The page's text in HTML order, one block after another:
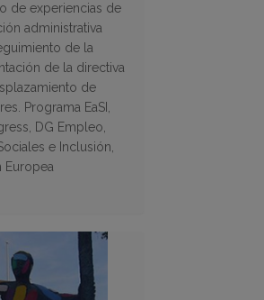
de experiencias de
administrativa
de la
de la directiva
de
Programa EaSI,
DG Empleo,
e Inclusión,
Europea